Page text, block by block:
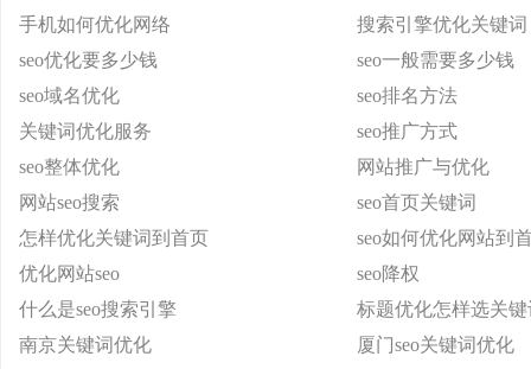
手机如何优化网络
搜索引擎优化关键词
seo优化要多少钱
seo一般需要多少钱
seo域名优化
seo排名方法
关键词优化服务
seo推广方式
seo整体优化
网站推广与优化
网站seo搜索
seo首页关键词
怎样优化关键词到首页
seo如何优化网站到
优化网站seo
seo降权
什么是seo搜索引擎
标题优化怎样选关键
南京关键词优化
厦门seo关键词优化